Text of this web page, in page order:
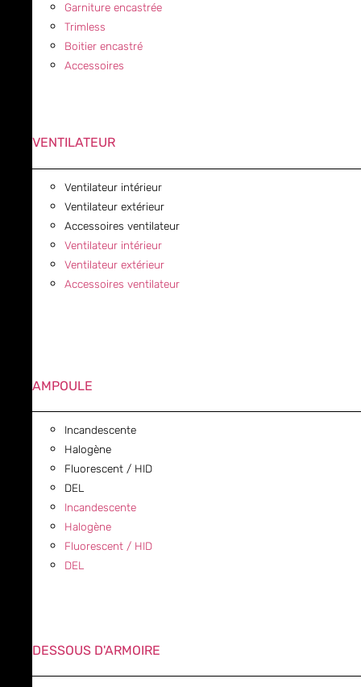
Garniture encastrée
Trimless
Boitier encastré
Accessoires
VENTILATEUR
Ventilateur intérieur
Ventilateur extérieur
Accessoires ventilateur
Ventilateur intérieur
Ventilateur extérieur
Accessoires ventilateur
AMPOULE
Incandescente
Halogène
Fluorescent / HID
DEL
Incandescente
Halogène
Fluorescent / HID
DEL
DESSOUS D'ARMOIRE